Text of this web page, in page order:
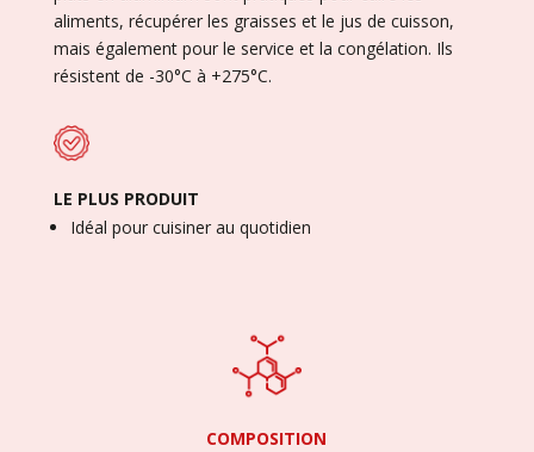
aliments, récupérer les graisses et le jus de cuisson,
mais également pour le service et la congélation. Ils
résistent de -30°C à +275°C.
LE PLUS PRODUIT
Idéal pour cuisiner au quotidien
COMPOSITION